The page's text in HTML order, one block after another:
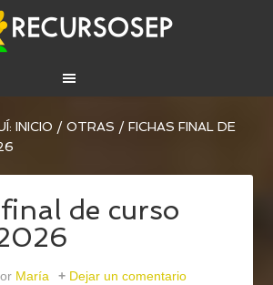
INICIO / OTRAS / FICHAS FINAL DE
de curso
María Dejar un comentario